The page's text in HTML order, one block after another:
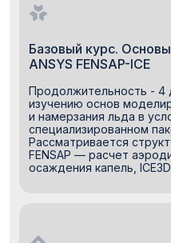
Базовый курс.
ANSYS FENSAP-ICE
Продолжительность - 4
изучению основ
и намерзания льда в
специализированном
Рассматривается
FENSAP — расчет
осаждения капель,